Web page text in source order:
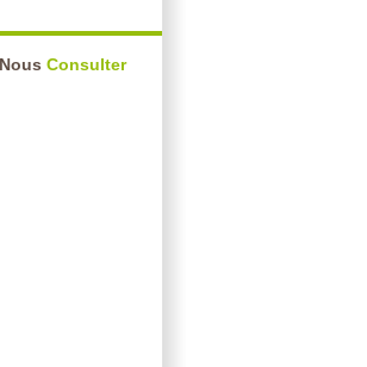
Nous Consulter